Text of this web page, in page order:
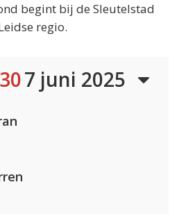
begint bij de Sleutelstad
regio.
7 juni 2025